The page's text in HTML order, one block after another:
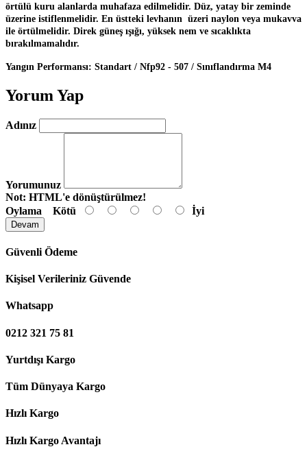
örtülü kuru alanlarda muhafaza edilmelidir. Düz, yatay bir zeminde
üzerine istiflenmelidir. En üstteki levhanın üzeri naylon veya mukavva
ile örtülmelidir. Direk güneş ışığı, yüksek nem ve sıcaklıkta
bırakılmamalıdır.
Yangın Performansı: Standart / Nfp92 - 507 / Sınıflandırma M4
Yorum Yap
Adınız
Yorumunuz
Not: HTML'e dönüştürülmez!
Oylama Kötü İyi
Devam
Güvenli Ödeme
Kişisel Verileriniz Güvende
Whatsapp
0212 321 75 81
Yurtdışı Kargo
Tüm Dünyaya Kargo
Hızlı Kargo
Hızlı Kargo Avantajı